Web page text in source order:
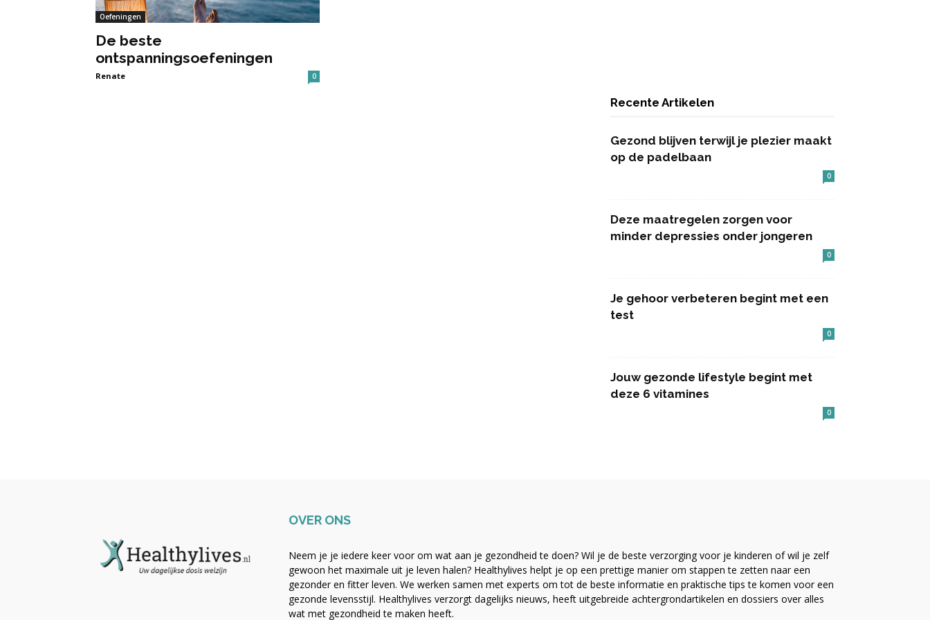
Oefeningen
De beste
ontspanningsoefeningen
Renate 0
Recente Artikelen
Gezond blijven terwijl je plezier maakt
op de padelbaan
0
Deze maatregelen zorgen voor
minder depressies onder jongeren
0
Je gehoor verbeteren begint met een
test
0
Jouw gezonde lifestyle begint met
deze 6 vitamines
0
OVER ONS
Neem je je iedere keer voor om wat aan je gezondheid te doen? Wil je de beste verzorging voor je kinderen of wil je zelf
gewoon het maximale uit je leven halen? Healthylives helpt je op een prettige manier om stappen te zetten naar een
gezonder en fitter leven. We werken samen met experts om tot de beste informatie en praktische tips te komen voor een
gezonde levensstijl. Healthylives verzorgt dagelijks nieuws, heeft uitgebreide achtergrondartikelen en dossiers over alles
wat met gezondheid te maken heeft.